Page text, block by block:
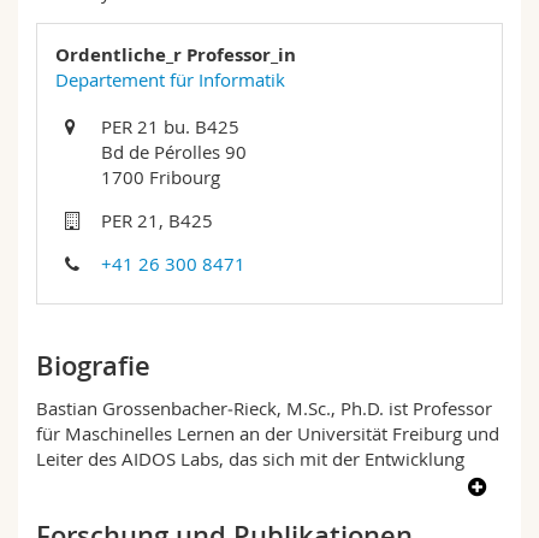
Interfakultär
Doktorierende
Webmail
Vorlesungsverzeichnis
MyUnifr
Ordentliche_r Professor_in
Departement für Informatik
PER 21 bu. B425
Bd de Pérolles 90
1700 Fribourg
PER 21, B425
+41 26 300 8471
Biografie
Bastian Grossenbacher‑Rieck, M.Sc., Ph.D. ist Professor
für Maschinelles Lernen an der Universität Freiburg und
Leiter des AIDOS Labs, das sich mit der Entwicklung